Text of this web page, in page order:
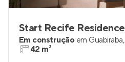
Start Recife Residence
Em construção em Guabiraba,
42 m²